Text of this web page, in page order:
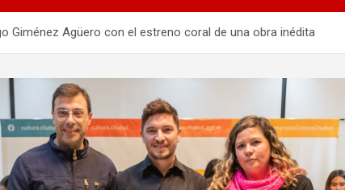
Giménez Agüero con el estreno coral de una obra inédita